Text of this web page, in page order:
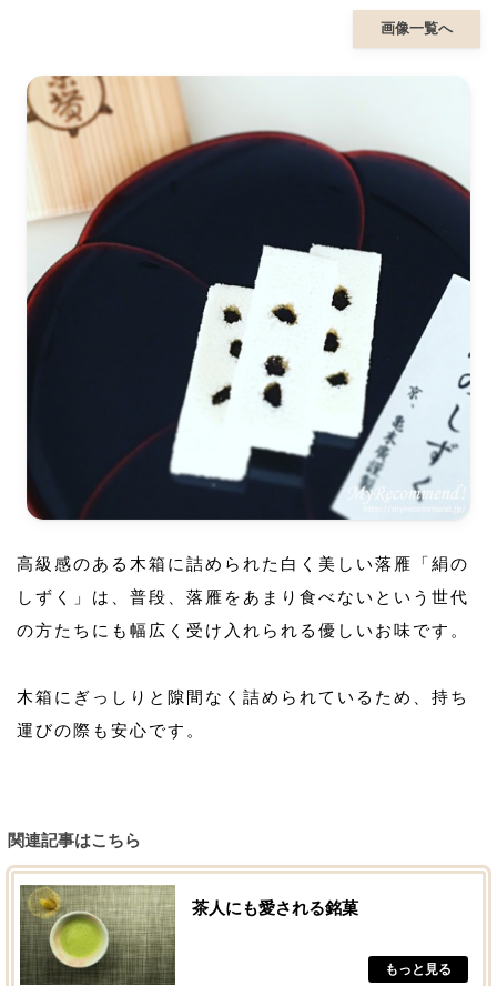
画像一覧へ
高級感のある木箱に詰められた白く美しい落雁「絹の
しずく」は、普段、落雁をあまり食べないという世代
の方たちにも幅広く受け入れられる優しいお味です。
木箱にぎっしりと隙間なく詰められているため、持ち
運びの際も安心です。
関連記事はこちら
茶人にも愛される銘菓